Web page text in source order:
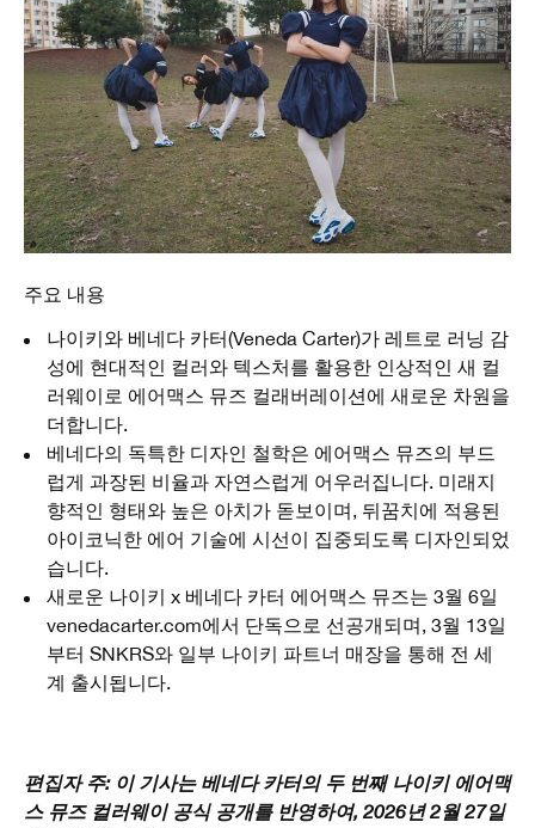
주요 내용
나이키와 베네다 카터(Veneda Carter)가 레트로 러닝 감
성에 현대적인 컬러와 텍스처를 활용한 인상적인 새 컬
러웨이로 에어맥스 뮤즈 컬래버레이션에 새로운 차원을
더합니다.
베네다의 독특한 디자인 철학은 에어맥스 뮤즈의 부드
럽게 과장된 비율과 자연스럽게 어우러집니다. 미래지
향적인 형태와 높은 아치가 돋보이며, 뒤꿈치에 적용된
아이코닉한 에어 기술에 시선이 집중되도록 디자인되었
습니다.
새로운 나이키 x 베네다 카터 에어맥스 뮤즈는 3월 6일
venedacarter.com에서 단독으로 선공개되며, 3월 13일
부터 SNKRS와 일부 나이키 파트너 매장을 통해 전 세
계 출시됩니다.
편집자 주: 이 기사는 베네다 카터의 두 번째 나이키 에어맥
스 뮤즈 컬러웨이 공식 공개를 반영하여, 2026년 2월 27일